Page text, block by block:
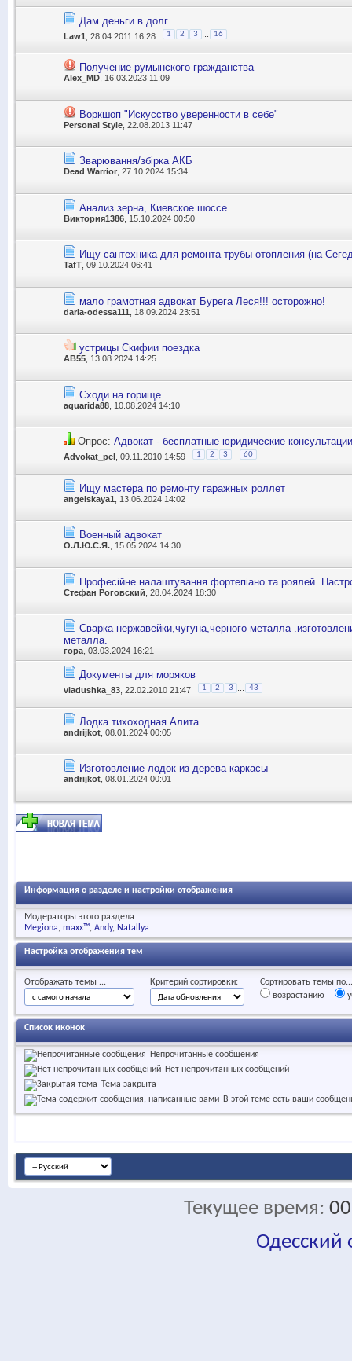
Дам деньги в долг
Law1 , 28.04.2011 16:28 1 2 3 16
Получение румынского гражданства
Alex_MD , 16.03.2023 11:09
Воркшоп "Искусство уверенности в себе"
Personal Style , 22.08.2013 11:47
Зварювання/збірка АКБ
Dead Warrior , 27.10.2024 15:34
Анализ зерна, Киевское шоссе
Виктория1386 , 15.10.2024 00:50
Ищу сантехника для ремонта трубы отопления (на
TafT , 09.10.2024 06:41
мало грамотная адвокат Бурега Леся!!! осторожно!
daria-odessa111 , 18.09.2024 23:51
устрицы Скифии поездка
АВ55 , 13.08.2024 14:25
Сходи на горище
aquarida88 , 10.08.2024 14:10
Опрос: Адвокат - бесплатные юридические консультации
Advokat_pel , 09.11.2010 14:59 1 2 3 60
Ищу мастера по ремонту гаражных роллет
angelskaya1 , 13.06.2024 14:02
Военный адвокат
О.Л.Ю.С.Я. , 15.05.2024 14:30
Професійне налаштування фортепіано та роялей.
Стефан Роговский , 28.04.2024 18:30
Сварка нержавейки,чугуна,черного металла
металла.
гора , 03.03.2024 16:21
Документы для моряков
vladushka_83 , 22.02.2010 21:47 1 2 3 43
Лодка тихоходная Алита
andrijkot , 08.01.2024 00:05
Изготовление лодок из дерева каркасы
andrijkot , 08.01.2024 00:01
Информация о разделе и настройки отображения
Модераторы этого раздела
Megiona maxx™ Andy Natallya
Настройка отображения тем
Отображать темы ... Критерий сортировки:
Сортировать темы по...
возрастанию
Список иконок
Непрочитанные сообщения
Нет непрочитанных сообщений
Тема закрыта
В этой теме есть ваши
Текущее время:
Одесский